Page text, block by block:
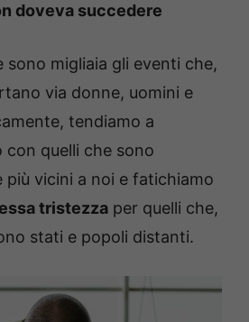
doveva succedere
sono migliaia gli eventi che,
via donne, uomini e
tendiamo a
con quelli che sono
più vicini a noi e fatichiamo
tristezza per quelli che,
stati e popoli distanti.